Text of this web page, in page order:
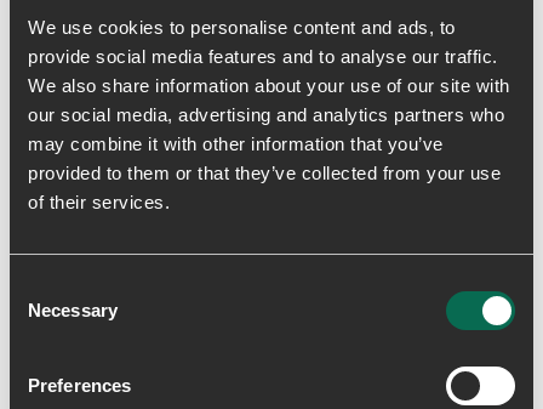
We use cookies to personalise content and ads, to
provide social media features and to analyse our traffic.
We also share information about your use of our site with
our social media, advertising and analytics partners who
may combine it with other information that you’ve
provided to them or that they’ve collected from your use
of their services.
Selection
Necessary
Preferences
- Sål i 100% gummi med 10% genanvendt gummi
Levering & returnering